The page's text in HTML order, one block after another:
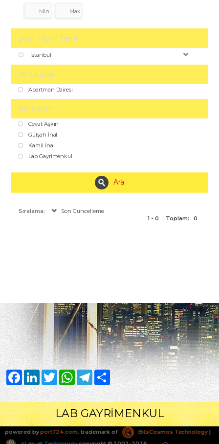
Şehir / İlçe / Semt
İstanbul
Alt Gruplar
Apartman Dairesi
İlan Sahibi
Cevat Aşkın
Gülşah İnal
Kamil İnal
Lab Gayrimenkul
Ara
Sıralama:
Son Güncelleme
1 - 0
Toplam: 0
FacebookLinkedInTwitterWhatsAppTelegramShare
LAB GAYRİMENKUL
powered byport724.com, trademark of BitsCosmos Technology|